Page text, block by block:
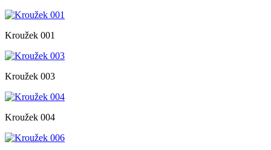
Kroužek 001
Kroužek 003
Kroužek 004